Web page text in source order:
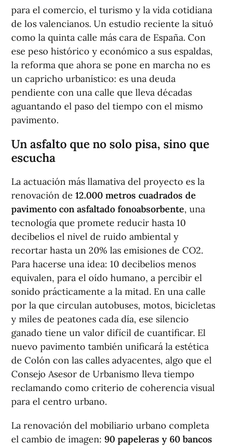
para el comercio, el turismo y la vida cotidiana
de los valencianos. Un estudio reciente la situó
como la quinta calle más cara de España. Con
ese peso histórico y económico a sus espaldas,
la reforma que ahora se pone en marcha no es
un capricho urbanístico: es una deuda
pendiente con una calle que lleva décadas
aguantando el paso del tiempo con el mismo
pavimento.
Un asfalto que no solo pisa, sino que
escucha
La actuación más llamativa del proyecto es la
renovación de 12.000 metros cuadrados de
pavimento con asfaltado fonoabsorbente, una
tecnología que promete reducir hasta 10
decibelios el nivel de ruido ambiental y
recortar hasta un 20% las emisiones de CO2.
Para hacerse una idea: 10 decibelios menos
equivalen, para el oído humano, a percibir el
sonido prácticamente a la mitad. En una calle
por la que circulan autobuses, motos, bicicletas
y miles de peatones cada día, ese silencio
ganado tiene un valor difícil de cuantificar. El
nuevo pavimento también unificará la estética
de Colón con las calles adyacentes, algo que el
Consejo Asesor de Urbanismo lleva tiempo
reclamando como criterio de coherencia visual
para el centro urbano.
La renovación del mobiliario urbano completa
el cambio de imagen: 90 papeleras y 60 bancos